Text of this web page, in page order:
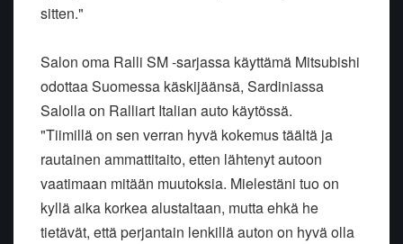
sitten."
Salon oma Ralli SM -sarjassa käyttämä Mitsubishi
odottaa Suomessa käskijäänsä, Sardiniassa
Salolla on Ralliart Italian auto käytössä.
"Tiimillä on sen verran hyvä kokemus täältä ja
rautainen ammattitaito, etten lähtenyt autoon
vaatimaan mitään muutoksia. Mielestäni tuo on
kyllä aika korkea alustaltaan, mutta ehkä he
tietävät, että perjantain lenkillä auton on hyvä olla